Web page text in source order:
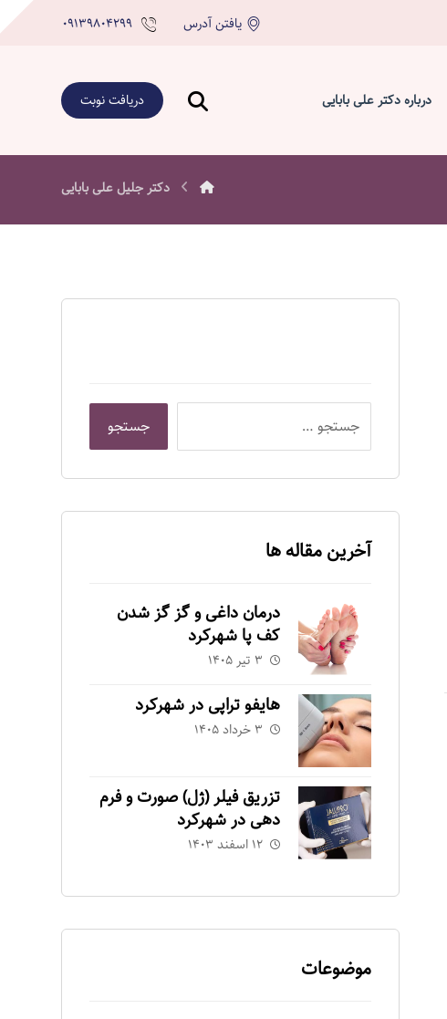
۰۹۱۳۹۸۰۴۲۹۹ یافتن آدرس
درباره دکتر علی بابایی دریافت نوبت
دکتر جلیل علی بابایی
آخرین مقاله ها
درمان داغی و گز گز شدن
کف پا شهرکرد
۳ تیر ۱۴۰۵
هایفو تراپی در شهرکرد
۳ خرداد ۱۴۰۵
تزریق فیلر (ژل) صورت و فرم
دهی در شهرکرد
۱۲ اسفند ۱۴۰۳
موضوعات